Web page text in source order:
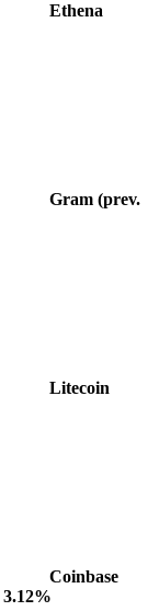
Ethena
Gram (prev.
Litecoin
Coinbase
3.12%